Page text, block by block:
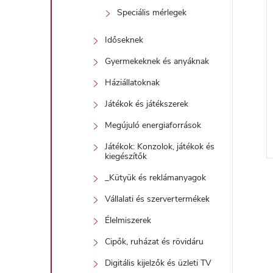
Speciális mérlegek
Időseknek
Gyermekeknek és anyáknak
Háziállatoknak
Játékok és játékszerek
Megújuló energiaforrások
Játékok: Konzolok, játékok és
kiegészítők
_Kütyük és reklámanyagok
Vállalati és szervertermékek
Élelmiszerek
Cipők, ruházat és rövidáru
Digitális kijelzők és üzleti TV